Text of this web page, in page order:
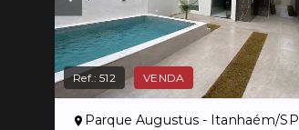
Ref.:512 VENDA
Parque Augustus - Itanhaém/SP